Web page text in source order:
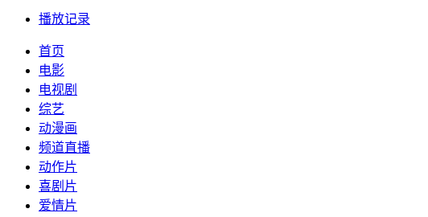
播放记录
首页
电影
电视剧
综艺
动漫画
频道直播
动作片
喜剧片
爱情片